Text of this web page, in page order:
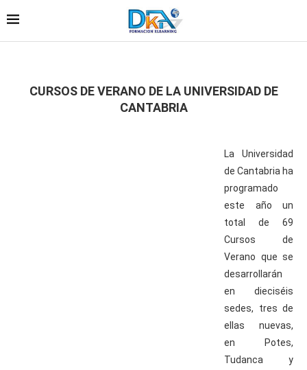
CURSOS DE VERANO DE LA UNIVERSIDAD DE
CANTABRIA
La Universidad
de Cantabria ha
programado
este año un
total de 69
Cursos de
Verano que se
desarrollarán
en dieciséis
sedes, tres de
ellas nuevas,
en Potes,
Tudanca y